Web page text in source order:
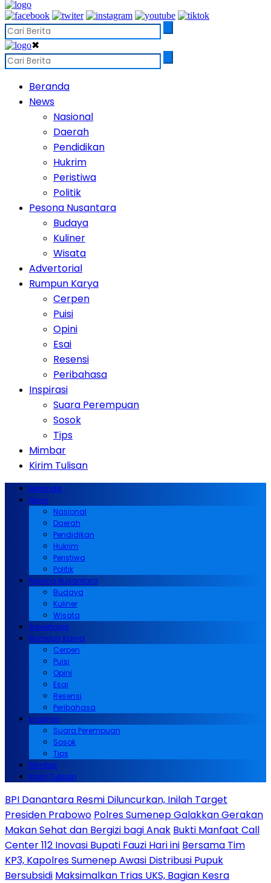
✖
Beranda
News
Nasional
Daerah
Pendidikan
Hukrim
Peristiwa
Politik
Pesona Nusantara
Budaya
Kuliner
Wisata
Advertorial
Rumpun Karya
Cerpen
Puisi
Opini
Esai
Resensi
Peribahasa
Inspirasi
Suara Perempuan
Sosok
Tips
Mimbar
Kirim Tulisan
Beranda
News
Nasional
Daerah
Pendidikan
Hukrim
Peristiwa
Politik
Pesona Nusantara
Budaya
Kuliner
Wisata
Advertorial
Rumpun Karya
Cerpen
Puisi
Opini
Esai
Resensi
Peribahasa
Inspirasi
Suara Perempuan
Sosok
Tips
Mimbar
Kirim Tulisan
BPI Danantara Resmi Diluncurkan, Inilah Target
Presiden Prabowo Polres Sumenep Galakkan Gerakan
Makan Sehat dan Bergizi bagi Anak Bukti Manfaat Call
Center 112 Inovasi Bupati Fauzi Hari ini Bersama Tim
KP3, Kapolres Sumenep Awasi Distribusi Pupuk
Bersubsidi Maksimalkan Trias UKS, Bagian Kesra